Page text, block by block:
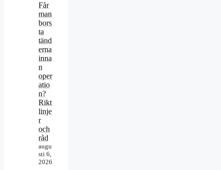
Får
man
bors
ta
tänd
erna
inna
n
oper
atio
n?
Rikt
linje
r
och
råd
augu
sti 6,
2026